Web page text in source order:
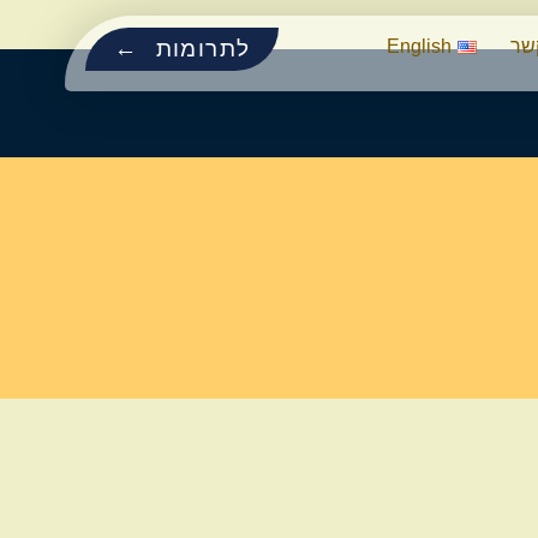
English לתרומות ←